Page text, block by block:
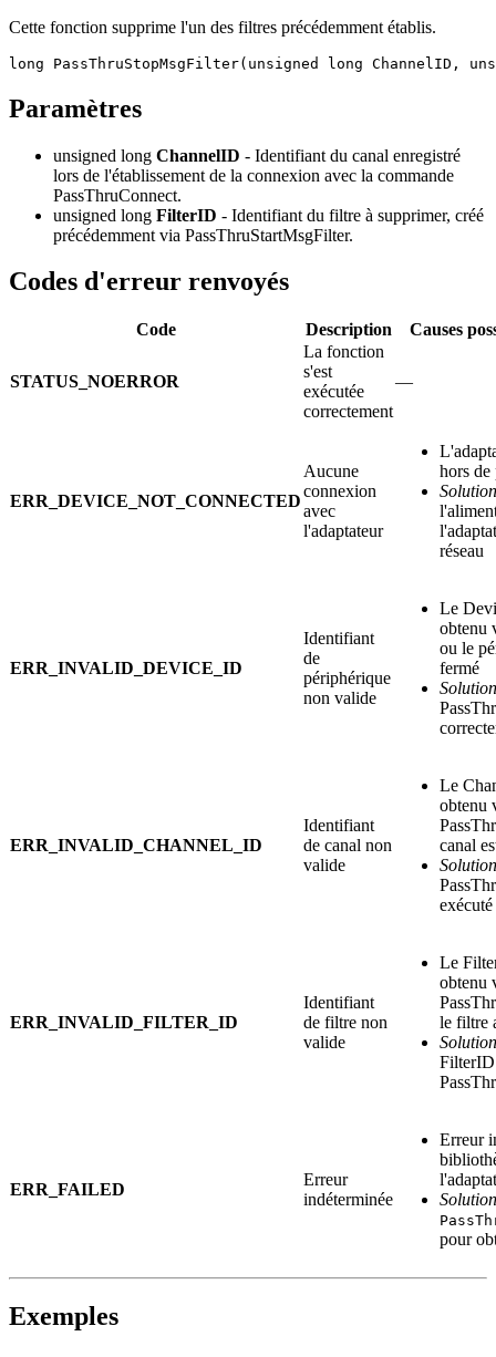
Cette fonction supprime l'un des filtres précédemment établis.
long PassThruStopMsgFilter(unsigned long ChannelID,
Paramètres
unsigned long ChannelID - Identifiant du canal enregistré
lors de l'établissement de la connexion avec la commande
PassThruConnect.
unsigned long FilterID - Identifiant du filtre à supprimer, créé
précédemment via PassThruStartMsgFilter.
Codes d'erreur renvoyés
Code Description Causes
STATUS_NOERROR
La fonction
s'est
exécutée
correctement
—
ERR_DEVICE_NOT_CONNECTED
Aucune
connexion
avec
l'adaptateur
hors de
réseau
ERR_INVALID_DEVICE_ID
Identifiant
de
périphérique
non valide
Le
obtenu
ou le
fermé
ERR_INVALID_CHANNEL_ID
Identifiant
de canal non
valide
Le
obtenu
canal
ERR_INVALID_FILTER_ID
Identifiant
de filtre non
valide
Le
obtenu
le filtre
FilterID
ERR_FAILED
Erreur
indéterminée
Erreur
pour
Exemples